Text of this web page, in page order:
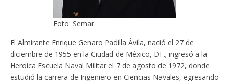
Foto: Semar
El Almirante Enrique Genaro Padilla Ávila, nació el 27 de
diciembre de 1955 en la Ciudad de México, DF.; ingresó a la
Heroica Escuela Naval Militar el 7 de agosto de 1972, donde
estudió la carrera de Ingeniero en Ciencias Navales, egresando